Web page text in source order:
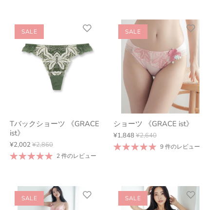
SALE
Tバックショーツ 《GRACE
ist》
¥2,002 ¥2,860
2 件のレビュー
SALE
ショーツ 《GRACE ist》
¥1,848¥2,640
9 件のレビュー
SALE SALE